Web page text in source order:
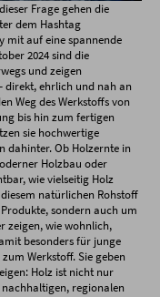
Frage gehen die
dem Hashtag
mit auf eine spannende
2024 sind die
und zeigen
direkt, ehrlich und nah an
Weg des Werkstoffs von
bis hin zum fertigen
sie hochwertige
dahinter. Ob Holzernte in
Holzbau oder
wie vielseitig Holz
natürlichen Rohstoff
sondern auch um
zeigen, wie wohnlich,
besonders für junge
Werkstoff. Sie geben
Holz ist nicht nur
regionalen